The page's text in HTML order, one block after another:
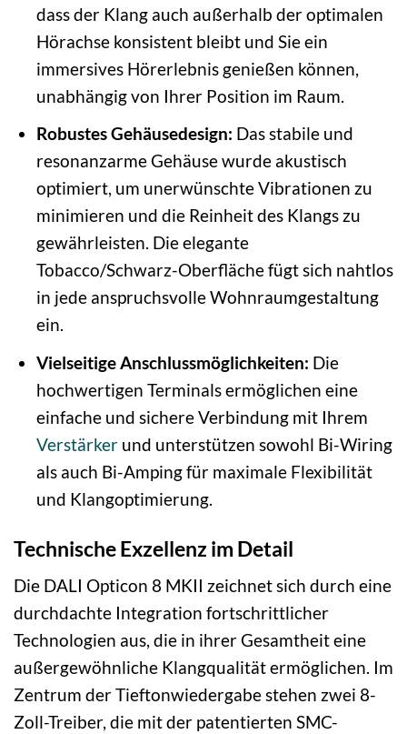
dass der Klang auch außerhalb der optimalen
Hörachse konsistent bleibt und Sie ein
immersives Hörerlebnis genießen können,
unabhängig von Ihrer Position im Raum.
Robustes Gehäusedesign: Das stabile und
resonanzarme Gehäuse wurde akustisch
optimiert, um unerwünschte Vibrationen zu
minimieren und die Reinheit des Klangs zu
gewährleisten. Die elegante
Tobacco/Schwarz-Oberfläche fügt sich nahtlos
in jede anspruchsvolle Wohnraumgestaltung
ein.
Vielseitige Anschlussmöglichkeiten: Die
hochwertigen Terminals ermöglichen eine
einfache und sichere Verbindung mit Ihrem
Verstärkerund unterstützen sowohl Bi-Wiring
als auch Bi-Amping für maximale Flexibilität
und Klangoptimierung.
Technische Exzellenz im Detail
Die DALI Opticon 8 MKII zeichnet sich durch eine
durchdachte Integration fortschrittlicher
Technologien aus, die in ihrer Gesamtheit eine
außergewöhnliche Klangqualität ermöglichen. Im
Zentrum der Tieftonwiedergabe stehen zwei 8-
Zoll-Treiber, die mit der patentierten SMC-